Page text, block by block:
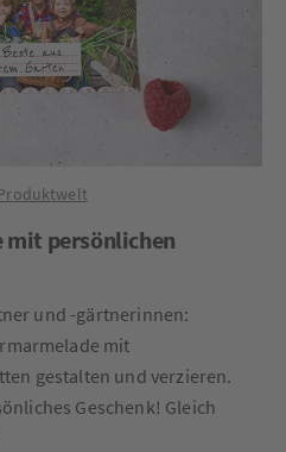
mit persönlichen
und -gärtnerinnen:
mit
gestalten und verzieren.
Geschenk! Gleich